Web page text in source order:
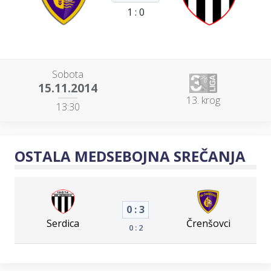
1 : 0
Sobota
15.11.2014
13:30 13. krog
OSTALA MEDSEBOJNA SREČANJA
Serdica
0 : 3
0 : 2 Črenšovci